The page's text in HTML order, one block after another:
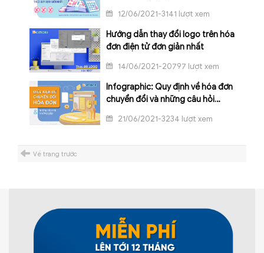
12/06/2021-3141 lượt xem
Hướng dẫn thay đổi logo trên hóa
đơn điện tử đơn giản nhất
14/06/2021-20797 lượt xem
Infographic: Quy định về hóa đơn
chuyển đổi và những câu hỏi
21/06/2021-3234 lượt xem
Về trang trước